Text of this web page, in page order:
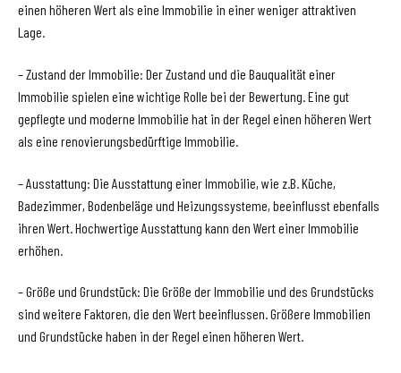
einen höheren Wert als eine Immobilie in einer weniger attraktiven
Lage.
– Zustand der Immobilie: Der Zustand und die Bauqualität einer
Immobilie spielen eine wichtige Rolle bei der Bewertung. Eine gut
gepflegte und moderne Immobilie hat in der Regel einen höheren Wert
als eine renovierungsbedürftige Immobilie.
– Ausstattung: Die Ausstattung einer Immobilie, wie z.B. Küche,
Badezimmer, Bodenbeläge und Heizungssysteme, beeinflusst ebenfalls
ihren Wert. Hochwertige Ausstattung kann den Wert einer Immobilie
erhöhen.
– Größe und Grundstück: Die Größe der Immobilie und des Grundstücks
sind weitere Faktoren, die den Wert beeinflussen. Größere Immobilien
und Grundstücke haben in der Regel einen höheren Wert.